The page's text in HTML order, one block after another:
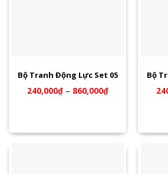
Bộ Tranh Động Lực Set 05
240,000₫– 860,000₫
Bộ